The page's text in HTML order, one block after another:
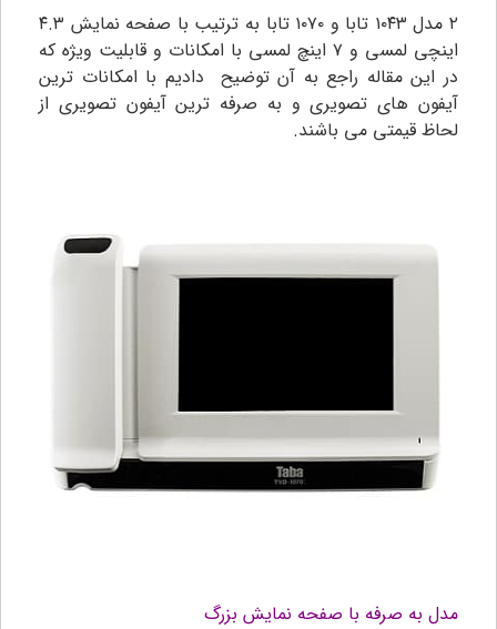
۲ مدل ۱۰۴۳ تابا و ۱۰۷۰ تابا به ترتیب با صفحه نمایش ۴.۳
اینچی لمسی و ۷ اینچ لمسی با امکانات و قابلیت ویژه که
در این مقاله راجع به آن توضیح دادیم با امکانات ترین
آیفون های تصویری و به صرفه ترین آیفون تصویری از
لحاظ قیمتی می باشند.
مدل به صرفه با صفحه نمایش بزرگ